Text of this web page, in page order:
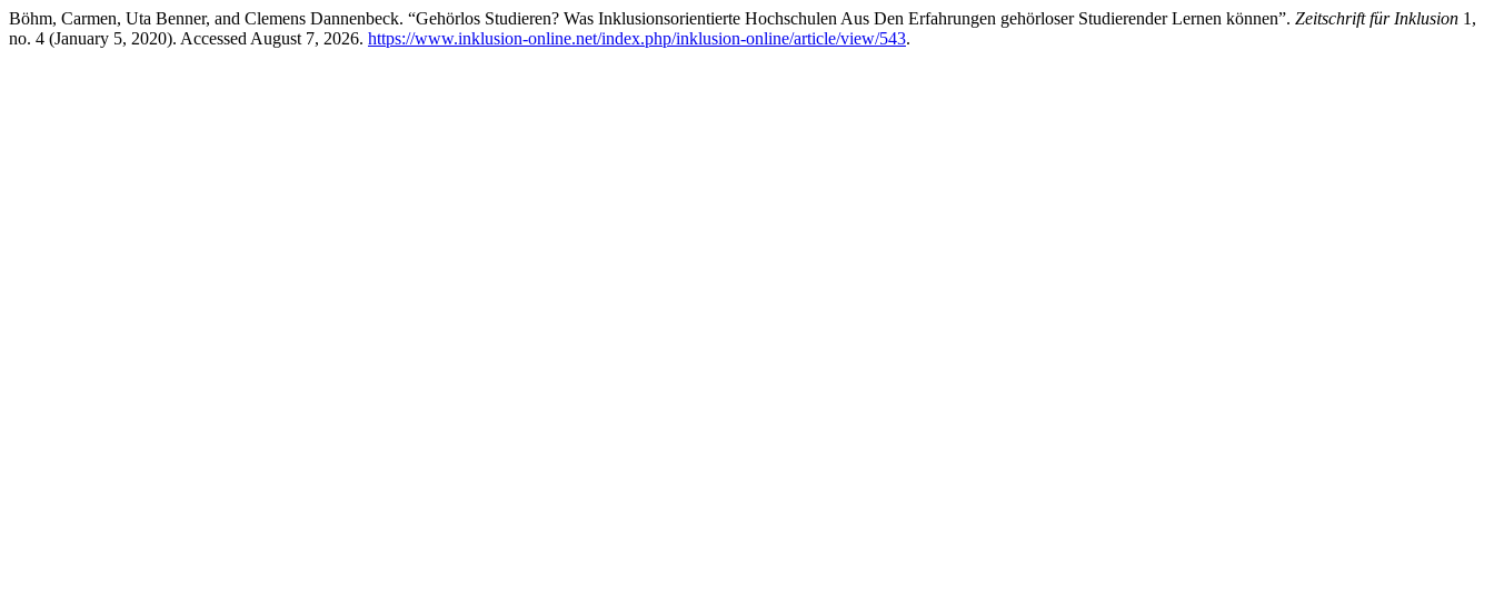
Böhm, Carmen, Uta Benner, and Clemens Dannenbeck. “Gehörlos Studieren? Was Inklusionsorientierte Hochschulen Aus Den Erfahrungen gehörloser Studierender Lernen können”. Zeitschrift für Inklusion 1,
no. 4 (January 5, 2020). Accessed August 7, 2026. https://www.inklusion-online.net/index.php/inklusion-online/article/view/543.